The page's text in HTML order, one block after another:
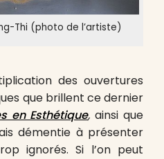
Thi (photo de l’artiste)
des ouvertures
que brillent ce dernier
en Esthétique, ainsi que
démentie à présenter
ignorés. Si l’on peut